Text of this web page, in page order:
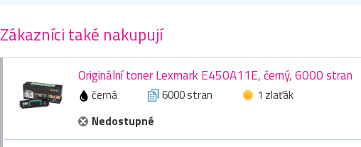
Zákazníci také nakupují
Originální toner Lexmark E450A11E, černý, 6000 stran
černá 6000 stran
1 zlaťák
Nedostupné